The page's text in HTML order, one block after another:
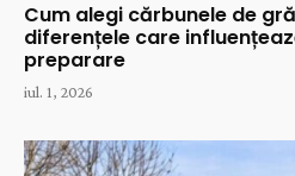
Cum alegi cărbunele de
diferențele care
preparare
iul. 1, 2026